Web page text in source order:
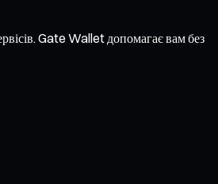
Gate Wallet допомагає вам без